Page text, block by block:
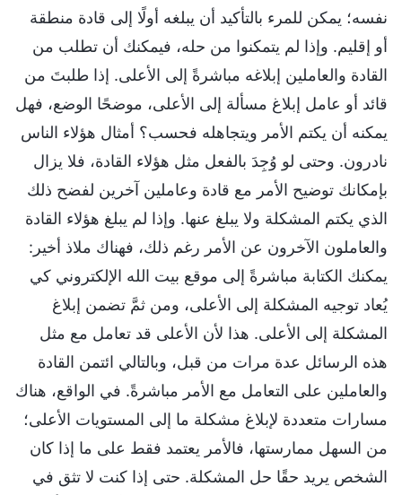
نفسه؛ يمكن للمرء بالتأكيد أن يبلغه أولًا إلى قادة منطقة
أو إقليم. وإذا لم يتمكنوا من حله، فيمكنك أن تطلب من
القادة والعاملين إبلاغه مباشرةً إلى الأعلى. إذا طلبتَ من
قائد أو عامل إبلاغ مسألة إلى الأعلى، موضحًا الوضع، فهل
يمكنه أن يكتم الأمر ويتجاهله فحسب؟ أمثال هؤلاء الناس
نادرون. وحتى لو وُجِدَ بالفعل مثل هؤلاء القادة، فلا يزال
بإمكانك توضيح الأمر مع قادة وعاملين آخرين لفضح ذلك
الذي يكتم المشكلة ولا يبلغ عنها. وإذا لم يبلغ هؤلاء القادة
والعاملون الآخرون عن الأمر رغم ذلك، فهناك ملاذ أخير:
يمكنك الكتابة مباشرةً إلى موقع بيت الله الإلكتروني كي
يُعاد توجيه المشكلة إلى الأعلى، ومن ثمَّ تضمن إبلاغ
المشكلة إلى الأعلى. هذا لأن الأعلى قد تعامل مع مثل
هذه الرسائل عدة مرات من قبل، وبالتالي ائتمن القادة
والعاملين على التعامل مع الأمر مباشرةً. في الواقع، هناك
مسارات متعددة لإبلاغ مشكلة ما إلى المستويات الأعلى؛
من السهل ممارستها، فالأمر يعتمد فقط على ما إذا كان
الشخص يريد حقًا حل المشكلة. حتى إذا كنت لا تثق في